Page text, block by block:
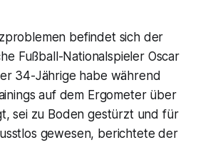
befindet sich der
Fußball-Nationalspieler Oscar
34-Jährige habe während
auf dem Ergometer über
sei zu Boden gestürzt und für
gewesen, berichtete der